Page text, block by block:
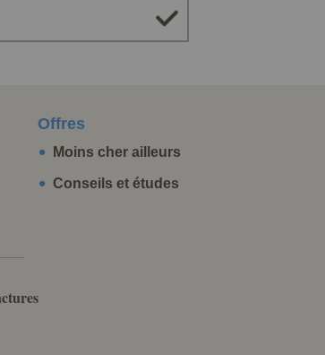
Offres
Moins cher ailleurs
Conseils et études